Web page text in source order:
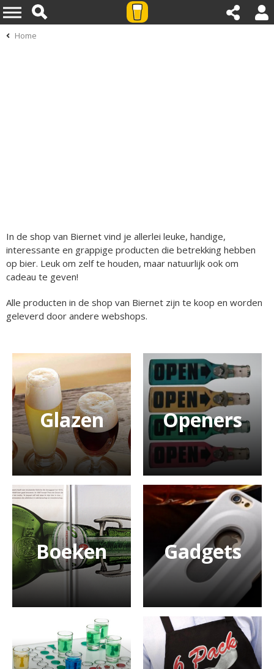
Home
In de shop van Biernet vind je allerlei leuke, handige,
interessante en grappige producten die betrekking hebben
op bier. Leuk om zelf te houden, maar natuurlijk ook om
cadeau te geven!
Alle producten in de shop van Biernet zijn te koop en worden
geleverd door andere webshops.
Glazen Openers
Boeken Gadgets